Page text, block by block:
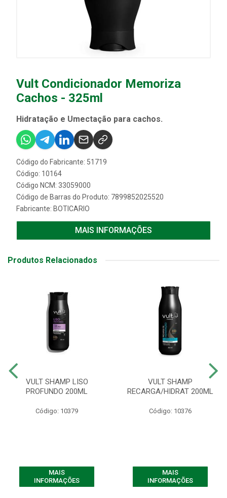
Vult Condicionador Memoriza
Cachos - 325ml
Hidratação e Umectação para cachos.
Código do Fabricante: 51719
Código: 10164
Código NCM: 33059000
Código de Barras do Produto: 7899852025520
Fabricante: BOTICARIO
MAIS INFORMAÇÕES
Produtos Relacionados
VULT SHAMP LISO
PROFUNDO 200ML
Código: 10379
MAIS
INFORMAÇÕES
VULT SHAMP
RECARGA/HIDRAT 200ML
Código: 10376
MAIS
INFORMAÇÕES